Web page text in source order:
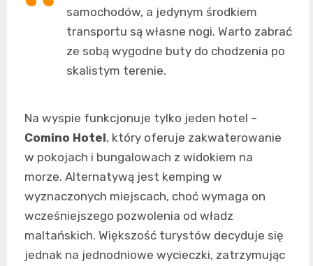
samochodów, a jedynym środkiem
transportu są własne nogi. Warto zabrać
ze sobą wygodne buty do chodzenia po
skalistym terenie.
Na wyspie funkcjonuje tylko jeden hotel –
Comino Hotel, który oferuje zakwaterowanie
w pokojach i bungalowach z widokiem na
morze. Alternatywą jest kemping w
wyznaczonych miejscach, choć wymaga on
wcześniejszego pozwolenia od władz
maltańskich. Większość turystów decyduje się
jednak na jednodniowe wycieczki, zatrzymując